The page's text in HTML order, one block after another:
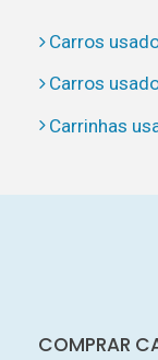
Carros
Carros
Carrinhas
COMPRAR